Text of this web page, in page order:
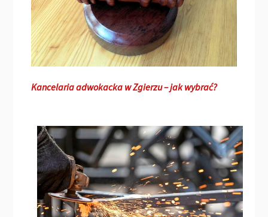
Kancelaria adwokacka w Zgierzu – jak wybrać?